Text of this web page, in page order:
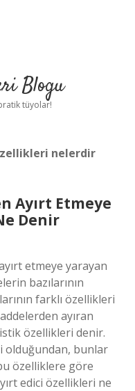
Blogu
tüyolar!
nelerdir
Ayırt Etmeye
Denir
etmeye yarayan
bazılarının
farklı özellikleri
ayıran
özellikleri denir.
olduğundan, bunlar
özelliklere göre
edici özellikleri ne